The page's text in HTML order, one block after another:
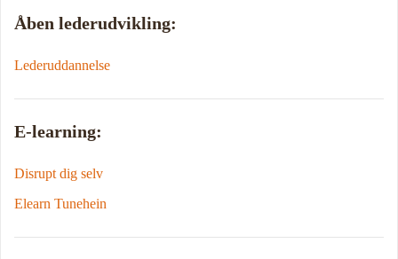
Åben lederudvikling:
Lederuddannelse
E-learning:
Disrupt dig selv
Elearn Tunehein